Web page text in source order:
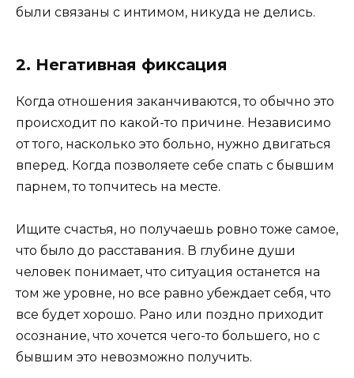
были связаны с интимом, никуда не делись.
2. Негативная фиксация
Когда отношения заканчиваются, то обычно это
происходит по какой-то причине. Независимо
от того, насколько это больно, нужно двигаться
вперед. Когда позволяете себе спать с бывшим
парнем, то топчитесь на месте.
Ищите счастья, но получаешь ровно тоже самое,
что было до расставания. В глубине души
человек понимает, что ситуация останется на
том же уровне, но все равно убеждает себя, что
все будет хорошо. Рано или поздно приходит
осознание, что хочется чего-то большего, но с
бывшим это невозможно получить.